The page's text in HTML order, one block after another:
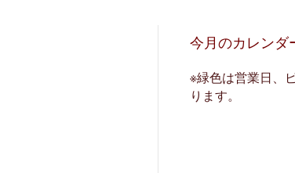
今月のカレンダ
※緑色は営業日、
ります。